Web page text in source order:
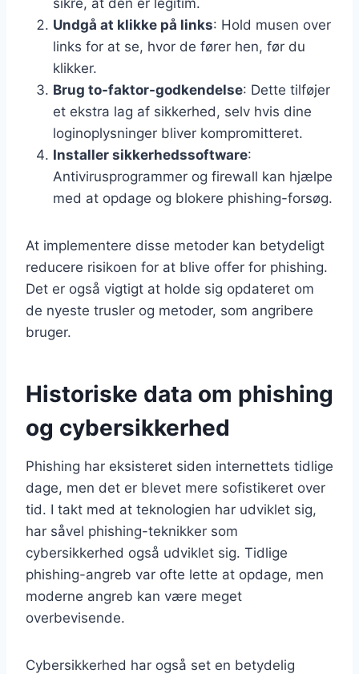
Undgå at klikke på links: Hold musen over
links for at se, hvor de fører hen, før du
klikker.
Brug to-faktor-godkendelse: Dette tilføjer
et ekstra lag af sikkerhed, selv hvis dine
loginoplysninger bliver kompromitteret.
Installer sikkerhedssoftware:
Antivirusprogrammer og firewall kan hjælpe
med at opdage og blokere phishing-forsøg.
At implementere disse metoder kan betydeligt
reducere risikoen for at blive offer for phishing.
Det er også vigtigt at holde sig opdateret om
de nyeste trusler og metoder, som angribere
bruger.
Historiske data om phishing
og cybersikkerhed
Phishing har eksisteret siden internettets tidlige
dage, men det er blevet mere sofistikeret over
tid. I takt med at teknologien har udviklet sig,
har såvel phishing-teknikker som
cybersikkerhed også udviklet sig. Tidlige
phishing-angreb var ofte lette at opdage, men
moderne angreb kan være meget
overbevisende.
Cybersikkerhed har også set en betydelig